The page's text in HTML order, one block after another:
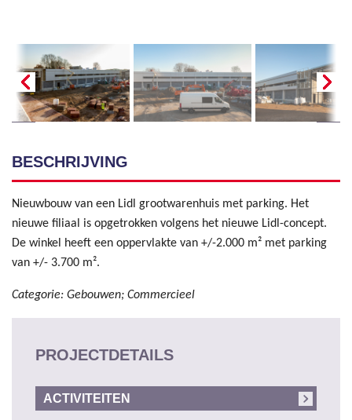
BESCHRIJVING
Nieuwbouw van een Lidl grootwarenhuis met parking. Het
nieuwe filiaal is opgetrokken volgens het nieuwe Lidl-concept.
De winkel heeft een oppervlakte van +/-2.000 m² met parking
van +/- 3.700 m².
Categorie: Gebouwen; Commercieel
PROJECTDETAILS
ACTIVITEITEN